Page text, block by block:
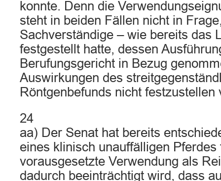
konnte. Denn die
steht in beiden Fällen nicht in
Sachverständige – wie bereits das
festgestellt hatte, dessen
Berufungsgericht in Bezug
Auswirkungen des
Röntgenbefunds nicht festzustellen
24
aa) Der Senat hat bereits
eines klinisch unauffälligen
vorausgesetzte Verwendung als
dadurch beeinträchtigt wird, dass